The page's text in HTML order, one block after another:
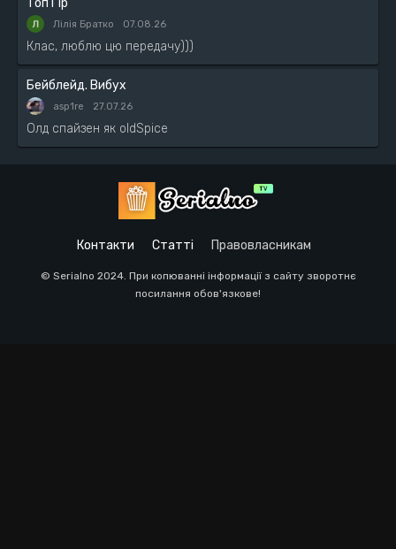
Топ Ґір
Лілія Братко 07.08.26
Клас, люблю цю передачу)))
Бейблейд. Вибух
asp1re 27.07.26
Олд спайзен як oldSpice
Контакти Статті Правовласникам
© Serialno 2024. При копюванні інформації з сайту зворотнє
посилання обов'язкове!